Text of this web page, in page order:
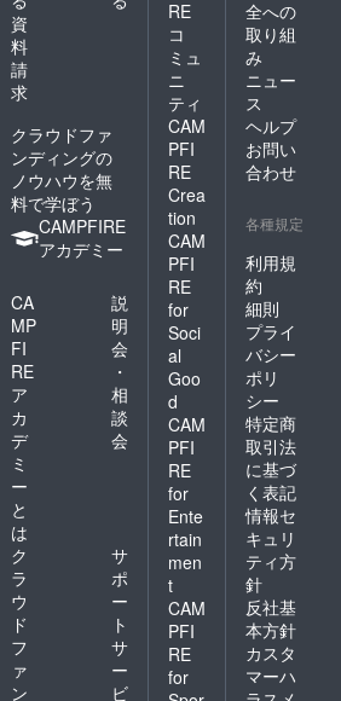
資
料
請
求
クラウドファ
ンディングの
ノウハウを無
料で学ぼう
CAMPFIRE
アカデミー
CA
MP
FI
RE
ア
カ
デ
ミ
ー
と
は
説
明
会
・
相
談
会
ク
ラ
ウ
ド
フ
ァ
ン
サ
ポ
ー
ト
サ
ー
ビ
RE
コ
ミュ
ニ
ティ
CAM
PFI
RE
Crea
tion
CAM
PFI
RE
for
Soci
al
Goo
d
CAM
PFI
RE
for
Ente
rtain
men
t
CAM
PFI
RE
for
全への
取り組
み
ニュー
ス
ヘルプ
お問い
合わせ
各種規定
利用規
約
細則
プライ
バシー
ポリ
シー
特定商
取引法
に基づ
く表記
情報セ
キュリ
ティ方
針
反社基
本方針
カスタ
マーハ